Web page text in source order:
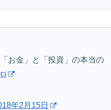
お金」と「投資」の本当の
年2月15日